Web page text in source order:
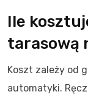
Ile
tarasową
Koszt zależy od
automatyki.